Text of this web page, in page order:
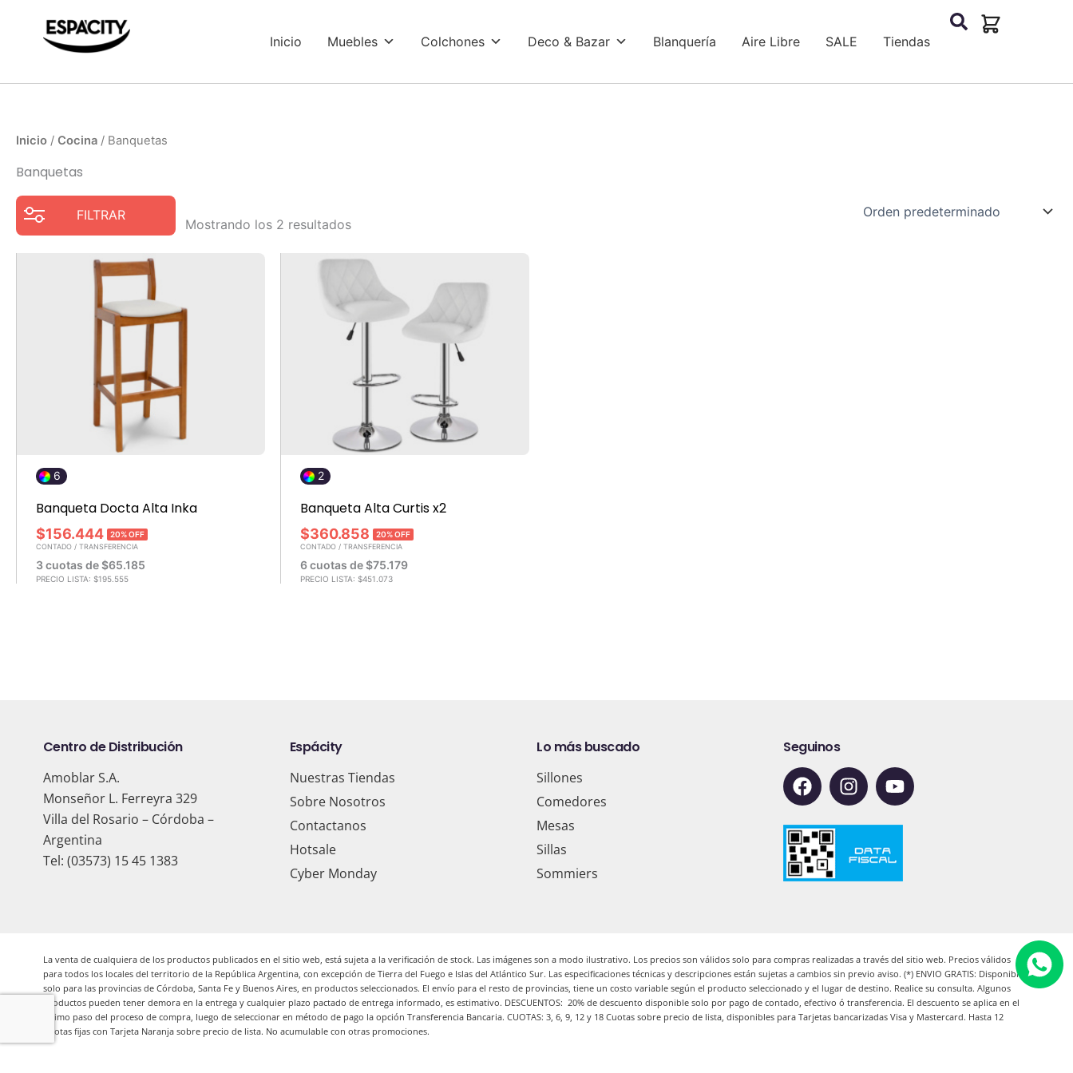
contenido
Inicio Muebles Colchones Deco & Bazar Blanquería Aire Libre SALE Tiendas
Inicio / Cocina / Banquetas
Banquetas
FILTRAR
Mostrando los 2 resultados
6
Banqueta Docta Alta Inka
$156.444 20% OFF
CONTADO / TRANSFERENCIA
3 cuotas de$65.185
PRECIO LISTA: $195.555
2
Banqueta Alta Curtis x2
$360.858 20% OFF
CONTADO / TRANSFERENCIA
6 cuotas de$75.179
PRECIO LISTA: $451.073
Centro de Distribución
Amoblar S.A.
Monseñor L. Ferreyra 329
Villa del Rosario – Córdoba –
Argentina
Tel: (03573) 15 45 1383
Espácity
Nuestras Tiendas
Sobre Nosotros
Contactanos
Hotsale
Cyber Monday
Lo más buscado
Sillones
Comedores
Mesas
Sillas
Sommiers
Seguinos
F
a
e
b
o
I
n
t
a
g
Y
o
t
b
La venta de cualquiera de los productos publicados en el sitio web, está sujeta a la verificación de stock. Las imágenes son a modo ilustrativo. Los precios son válidos solo para compras realizadas a través del sitio web. Precios válidos
para todos los locales del territorio de la República Argentina, con excepción de Tierra del Fuego e Islas del Atlántico Sur. Las especificaciones técnicas y descripciones están sujetas a cambios sin previo aviso. (*) ENVIO GRATIS: Disponible
solo para las provincias de Córdoba, Santa Fe y Buenos Aires, en productos seleccionados. El envío para el resto de provincias, tiene un costo variable según el producto seleccionado y el lugar de destino. Realice su consulta. Algunos
productos pueden tener demora en la entrega y cualquier plazo pactado de entrega informado, es estimativo. DESCUENTOS: 20% de descuento disponible solo por pago de contado, efectivo ó transferencia. El descuento se aplica en el
último paso del proceso de compra, luego de seleccionar en método de pago la opción Transferencia Bancaria. CUOTAS: 3, 6, 9, 12 y 18 Cuotas sobre precio de lista, disponibles para Tarjetas bancarizadas Visa y Mastercard. Hasta 12
Cuotas fijas con Tarjeta Naranja sobre precio de lista. No acumulable con otras promociones.